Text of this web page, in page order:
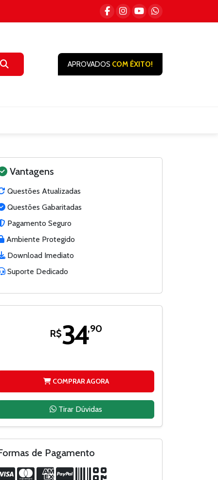
APROVADOS COM ÊXITO!
Vantagens
Questões Atualizadas
Questões Gabaritadas
Pagamento Seguro
Ambiente Protegido
Download Imediato
Suporte Dedicado
R$34,90
COMPRAR AGORA
Tirar Dúvidas
de Pagamento